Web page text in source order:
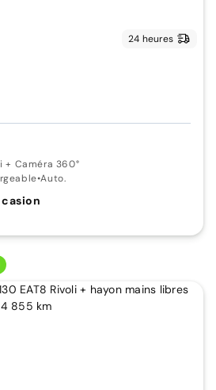
24 heures
+ Caméra 360°
•Auto.